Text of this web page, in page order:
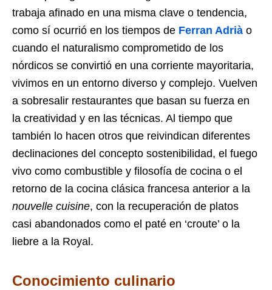
trabaja afinado en una misma clave o tendencia,
como sí ocurrió en los tiempos de Ferran Adrià o
cuando el naturalismo comprometido de los
nórdicos se convirtió en una corriente mayoritaria,
vivimos en un entorno diverso y complejo. Vuelven
a sobresalir restaurantes que basan su fuerza en
la creatividad y en las técnicas. Al tiempo que
también lo hacen otros que reivindican diferentes
declinaciones del concepto sostenibilidad, el fuego
vivo como combustible y filosofía de cocina o el
retorno de la cocina clásica francesa anterior a la
nouvelle cuisine, con la recuperación de platos
casi abandonados como el paté en ‘croute’ o la
liebre a la Royal.
Conocimiento culinario